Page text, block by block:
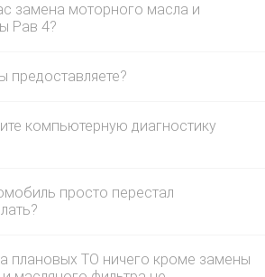
замена моторного масла и
Рав 4?
предоставляете?
компьютерную диагностику
просто перестал
плановых ТО ничего кроме замены